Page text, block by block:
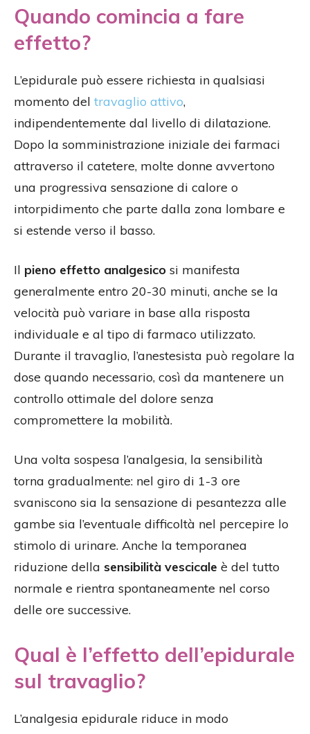
Quando comincia a fare
effetto?
L’epidurale può essere richiesta in qualsiasi
momento del travaglio attivo,
indipendentemente dal livello di dilatazione.
Dopo la somministrazione iniziale dei farmaci
attraverso il catetere, molte donne avvertono
una progressiva sensazione di calore o
intorpidimento che parte dalla zona lombare e
si estende verso il basso.
Il pieno effetto analgesico si manifesta
generalmente entro 20-30 minuti, anche se la
velocità può variare in base alla risposta
individuale e al tipo di farmaco utilizzato.
Durante il travaglio, l’anestesista può regolare la
dose quando necessario, così da mantenere un
controllo ottimale del dolore senza
compromettere la mobilità.
Una volta sospesa l’analgesia, la sensibilità
torna gradualmente: nel giro di 1-3 ore
svaniscono sia la sensazione di pesantezza alle
gambe sia l’eventuale difficoltà nel percepire lo
stimolo di urinare. Anche la temporanea
riduzione della sensibilità vescicale è del tutto
normale e rientra spontaneamente nel corso
delle ore successive.
Qual è l’effetto dell’epidurale
sul travaglio?
L’analgesia epidurale riduce in modo